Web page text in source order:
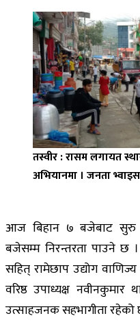
तस्वीर : रासम लगायत
अभियानमा । जनता भ्वाइस
आज बिहान ७ बजेबाट सुरु
बजेसम्म निरन्तरता पाउने छ
सहित् रामेछाप उद्योग
वरिष्ठ उपाध्यक्ष
उत्साहजनक सहभागीता रहेको